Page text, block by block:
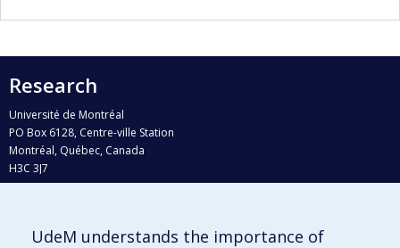
Research
Université de Montréal
PO Box 6128, Centre-ville Station
Montréal, Québec, Canada
H3C 3J7
UdeM understands the importance of